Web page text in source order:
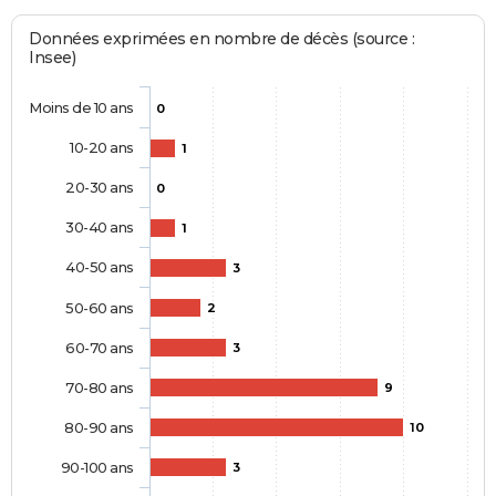
Données exprimées en nombre de décès (source :
Insee)
0
1
0
1
3
2
3
9
10
3
Moins de 10 ans
10-20 ans
20-30 ans
30-40 ans
40-50 ans
50-60 ans
60-70 ans
70-80 ans
80-90 ans
90-100 ans